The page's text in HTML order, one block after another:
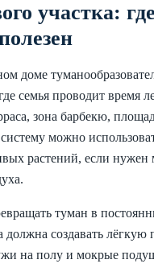
участка:
доме
семья проводит время
зона барбекю,
можно
растений, если
туман в
должна создавать лёгкую
на полу и мокрые